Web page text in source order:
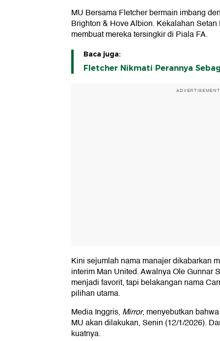
MU Bersama Fletcher bermain imbang
Brighton & Hove Albion. Kekalahan Setan
membuat mereka tersingkir di Piala FA.
Baca juga:
Fletcher Nikmati Perannya
ADVERTISEMENT
Kini sejumlah nama manajer dikabarkan
interim Man United. Awalnya Ole Gunnar
menjadi favorit, tapi belakangan nama
pilihan utama.
Media Inggris, Mirror, menyebutkan
MU akan dilakukan, Senin (12/1/2026).
kuatnya.